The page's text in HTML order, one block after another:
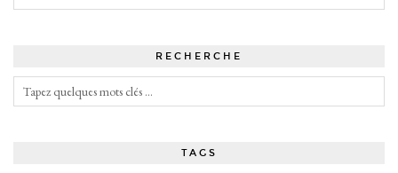
RECHERCHE
TAGS